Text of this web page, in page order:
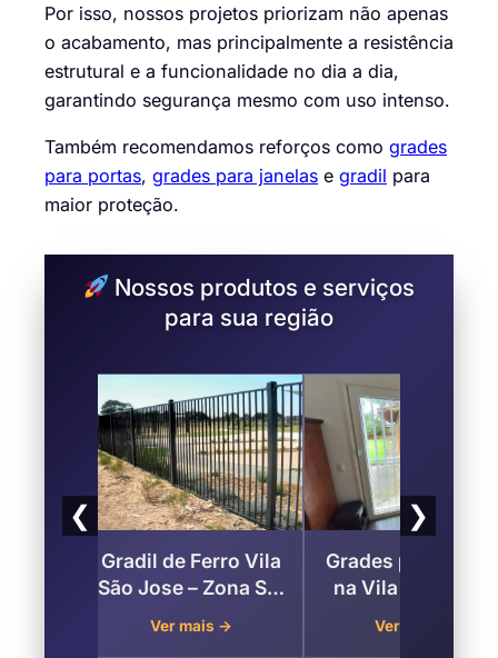
Por isso, nossos projetos priorizam não apenas
o acabamento, mas principalmente a resistência
estrutural e a funcionalidade no dia a dia,
garantindo segurança mesmo com uso intenso.
Também recomendamos reforços como grades
para portas, grades para janelas e gradil para
maior proteção.
Nossos produtos e serviços
para sua região
❮
Grades para Portas
na Vila São José ,
Zona Sul de São
Ver mais →
Guarda Corpo
Metálico na Vila
Ver mais →
❯